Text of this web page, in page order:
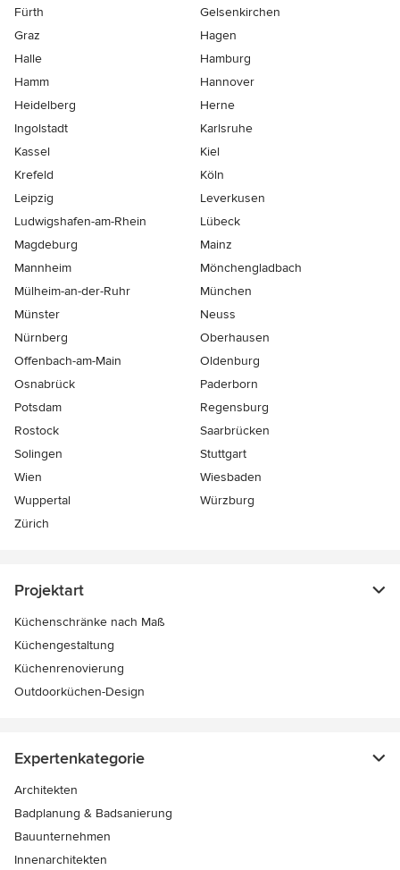
Fürth
Gelsenkirchen
Graz
Hagen
Halle
Hamburg
Hamm
Hannover
Heidelberg
Herne
Ingolstadt
Karlsruhe
Kassel
Kiel
Krefeld
Köln
Leipzig
Leverkusen
Ludwigshafen-am-Rhein
Lübeck
Magdeburg
Mainz
Mannheim
Mönchen­gladbach
Mülheim-an-der-Ruhr
München
Münster
Neuss
Nürnberg
Oberhausen
Offenbach-am-Main
Oldenburg
Osnabrück
Paderborn
Potsdam
Regensburg
Rostock
Saarbrücken
Solingen
Stuttgart
Wien
Wiesbaden
Wuppertal
Würzburg
Zürich
Projektart
Küchenschränke nach Maß
Küchengestaltung
Küchenrenovierung
Outdoorküchen-Design
Expertenkategorie
Architekten
Badplanung & Badsanierung
Bauunternehmen
Innenarchitekten